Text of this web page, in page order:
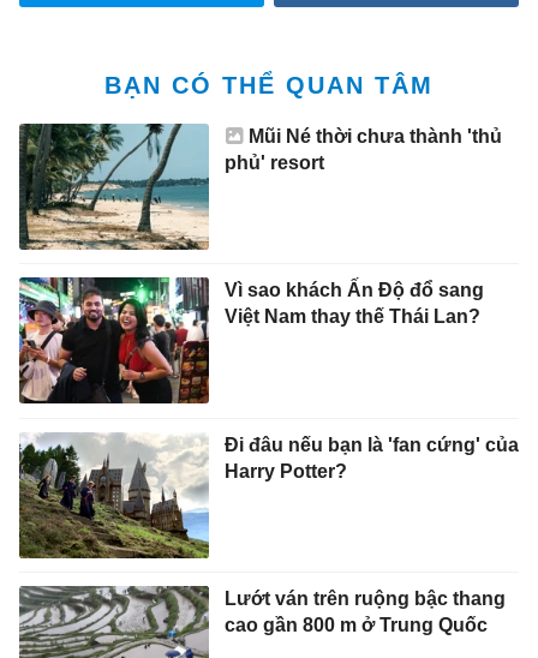
BẠN CÓ THỂ QUAN TÂM
Mũi Né thời chưa thành 'thủ
phủ' resort
Vì sao khách Ấn Độ đổ sang
Việt Nam thay thế Thái Lan?
Đi đâu nếu bạn là 'fan cứng' của
Harry Potter?
Lướt ván trên ruộng bậc thang
cao gần 800 m ở Trung Quốc